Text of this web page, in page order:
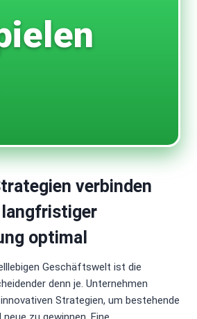
verbinden
optimal
Geschäftswelt ist die
denn je. Unternehmen
Strategien, um bestehende